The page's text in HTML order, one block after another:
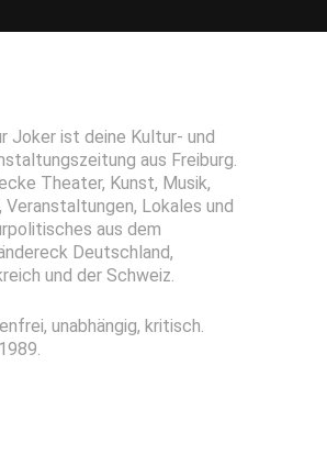
Joker ist deine Kultur- und
aus Freiburg.
Theater, Kunst, Musik,
Veranstaltungen, Lokales und
aus dem
Deutschland,
und der Schweiz.
unabhängig, kritisch.